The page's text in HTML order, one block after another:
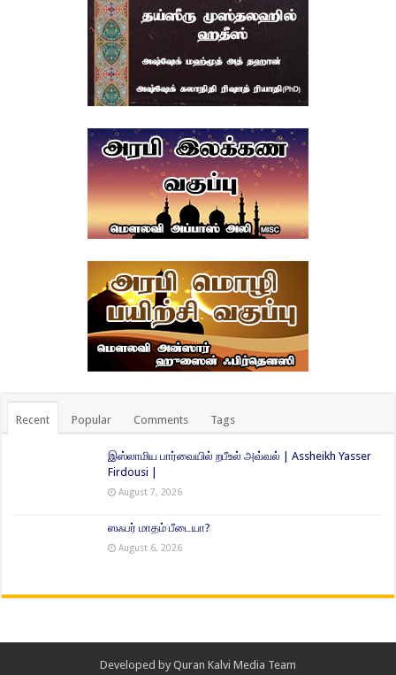
Recent Popular Comments Tags
இஸ்லாமிய பார்வையில் றபீஉல் அவ்வல் | Assheikh Yasser
Firdousi |
August 7, 2026
ஸஃபர் மாதம் பீடையா?
August 6, 2026
Developed by Quran Kalvi Media Team